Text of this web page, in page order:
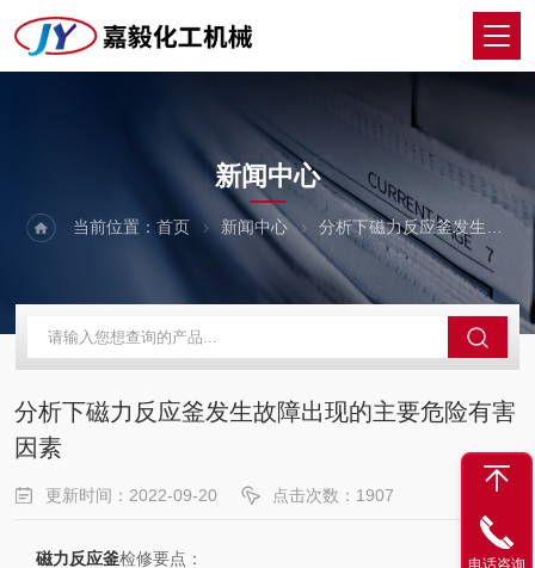
NEWS
新闻中心
当前位置：首页 新闻中心 分析下磁力反应釜发生故障出现的主要危险有害因素
分析下磁力反应釜发生故障出现的主要危险有害
因素
更新时间：2022-09-20 点击次数：1907
磁力反应釜检修要点：
电话咨询